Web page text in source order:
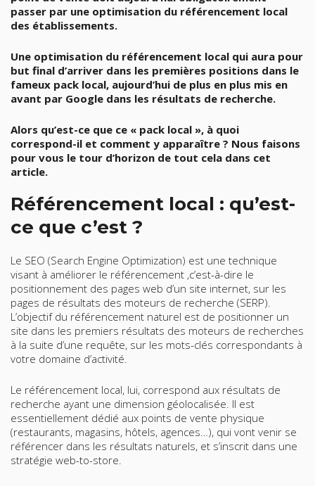
passer par une optimisation du référencement local
des établissements.
Une optimisation du référencement local qui aura pour
but final d’arriver dans les premières positions dans le
fameux pack local, aujourd’hui de plus en plus mis en
avant par Google dans les résultats de recherche.
Alors qu’est-ce que ce « pack local », à quoi
correspond-il et comment y apparaître ? Nous faisons
pour vous le tour d’horizon de tout cela dans cet
article.
Référencement local : qu’est-
ce que c’est ?
Le SEO (Search Engine Optimization) est une technique
visant à améliorer le référencement ,c’est-à-dire le
positionnement des pages web d’un site internet, sur les
pages de résultats des moteurs de recherche (SERP).
L’objectif du référencement naturel est de positionner un
site dans les premiers résultats des moteurs de recherches
à la suite d’une requête, sur les mots-clés correspondants à
votre domaine d’activité.
Le référencement local, lui, correspond aux résultats de
recherche ayant une dimension géolocalisée. Il est
essentiellement dédié aux points de vente physique
(restaurants, magasins, hôtels, agences…), qui vont venir se
référencer dans les résultats naturels, et s’inscrit dans une
stratégie web-to-store.